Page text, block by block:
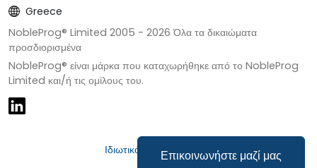
Επικοινωνήστε μαζί μας
Greece
NobleProg® Limited 2005 - 2026 Όλα τα δικαιώματα
προσδιορισμένα
NobleProg® είναι μάρκα που καταχωρήθηκε από το NobleProg
Limited και/ή τις ομίλους του.
Ιδιωτικότητα & Cookies